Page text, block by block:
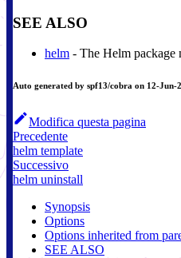
SEE ALSO
helm - The Helm package
Auto generated by spf13/cobra on 12-Jun-
Modifica questa pagina
Precedente
helm template
Successivo
helm uninstall
Synopsis
Options
Options inherited from
SEE ALSO